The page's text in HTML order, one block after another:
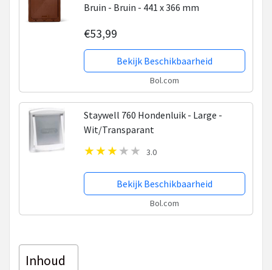
Bruin - Bruin - 441 x 366 mm
€53,99
Bekijk Beschikbaarheid
Bol.com
Staywell 760 Hondenluik - Large -
Wit/Transparant
3.0
Bekijk Beschikbaarheid
Bol.com
Inhoud